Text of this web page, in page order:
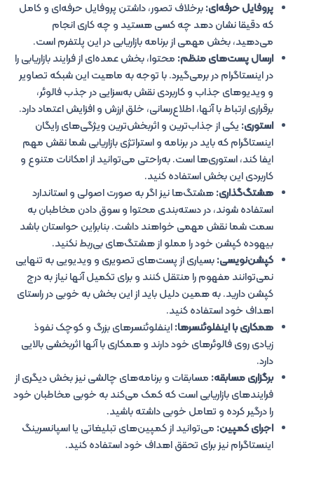
پروفایل حرفه‌ای:برخلاف تصور، داشتن پروفایل حرفه‌ای و کامل
که دقیقا نشان دهد چه کسی هستید و چه کاری انجام
می‌دهید، بخش مهمی از برنامه بازاریابی در این پلتفرم است.
ارسال پست‌های منظم: محتوا، بخش عمده‌ای از فرایند بازاریابی را
در اینستاگرام در برمی‌گیرد. با توجه به ماهیت این شبکه تصاویر
و ویدیوهای جذاب و کاربردی نقش به‌سزایی در جذب فالوئر،
برقراری ارتباط با آنها، اطلاع‌رسانی، خلق ارزش و افزایش اعتماد دارد.
استوری: یکی از جذاب‌ترین و اثربخش‌ترین ویژگی‌های رایگان
اینستاگرام که باید در برنامه و استراتژی بازاریابی شما نقش مهم
ایفا کند، استوری‌ها است. به‌راحتی می‌توانید از امکانات متنوع و
کاربردی این بخش استفاده کنید.
هشتگ‌گذاری:هشتگ‌ها نیز اگر به صورت اصولی و استاندارد
استفاده شوند، در دسته‌بندی محتوا و سوق دادن مخاطبان به
سمت شما نقش مهمی خواهند داشت. بنابراین حواستان باشد
بیهوده کپشن خود را مملو از هشتگ‌های بی‌ربط نکنید.
کپشن‌نویسی:بسیاری از پست‌های تصویری و ویدیویی به تنهایی
نمی‌توانند مفهوم را منتقل کنند و برای تکمیل آنها نیاز به درج
کپشن دارید. به همین دلیل باید از این بخش به خوبی در راستای
اهداف خود استفاده کنید.
همکاری با اینفلوئنسرها:اینفلوئنسرهای بزرگ و کوچک نفوذ
زیادی روی فالوئرهای خود دارند و همکاری با آنها اثربخشی بالایی
دارد.
برگزاری مسابقه: مسابقات و برنامه‌های چالشی نیز بخش دیگری از
فرایندهای بازاریابی است که کمک می‌کند به خوبی مخاطبان خود
را درگیر کرده و تعامل خوبی داشته باشید.
اجرای کمپین: می‌توانید از کمپین‌های تبلیغاتی یا اسپانسرینگ
اینستاگرام نیز برای تحقق اهداف خود استفاده کنید.